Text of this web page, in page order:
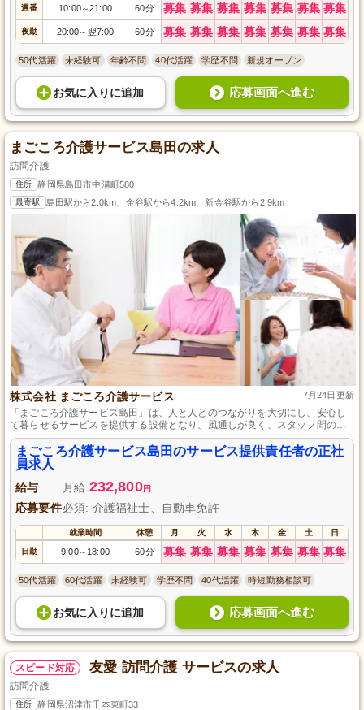
遅番 10:00～21:00 60分 募集 募集 募集 募集 募集 募集 募集
夜勤 20:00～ 翌7:00 60分 募集 募集 募集 募集 募集 募集 募集
50代活躍 未経験可 年齢不問 40代活躍 学歴不問 新規オープン
お気に入り に追加 応募画面へ進む
まごころ介護サービス島田の求人
訪問介護
住所 静岡県島田市中溝町580
最寄駅 島田駅から2.0km、金谷駅から4.2km、新金谷駅から2.9km
株式会社 まごころ介護サービス 7月24日更新
「まごころ介護サービス島田」は、人と人とのつながりを大切にし、安心し
て暮らせるサービスを提供する設備となり、風通しが良く、スタッフ間のチ
ームワークと待遇の充実が特徴の介護施設です。
まごころ介護サービス島田のサービス提供責任者の正社
員求人
給与 月給 232,800円
応募要件必須: 介護福祉士、自動車免許
就業時間 休憩 月 火 水 木 金 土 日
日勤 9:00～ 18:00 60分 募集 募集 募集 募集 募集 募集 募集
50代活躍 60代活躍 未経験可 学歴不問 40代活躍 時短勤務相談可
お気に入り に追加 応募画面へ進む
スピード対応 友愛 訪問介護 サービスの求人
訪問介護
住所 静岡県沼津市千本東町33